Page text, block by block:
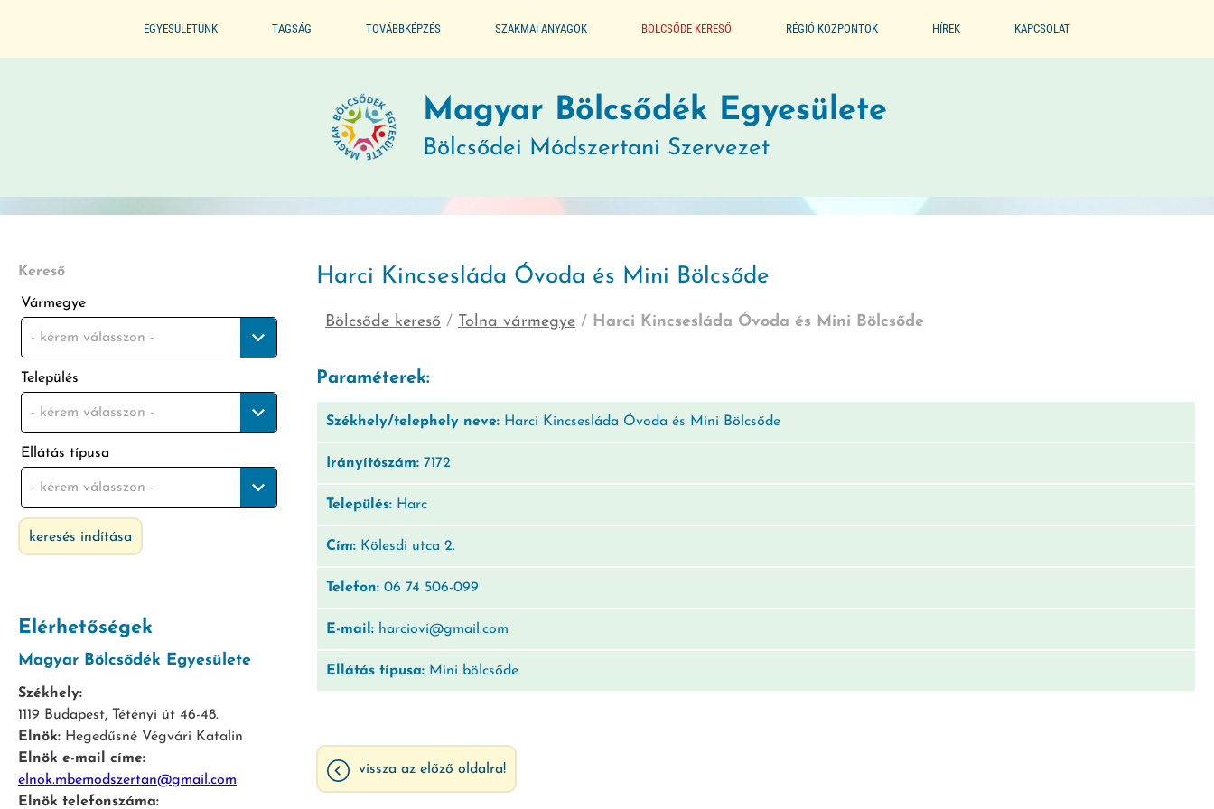
EGYESÜLETÜNK
ÜVEGZSEB
TAGSÁG
BELÉPÉS / KILÉPÉS
TOVÁBBKÉPZÉS SZAKMAI ANYAGOK
SEGÉDLET A BÖLCSŐDÉK
MÓDSZERTANI KIADVÁNYOK
GYERMEKVÉDELMI JELZŐRENDSZER
BÖLCSŐDE KERESŐ RÉGIÓ KÖZPONTOK HÍREK KAPCSOLAT
Magyar Bölcsődék Egyesülete
Bölcsődei Módszertani Szervezet
Kereső
Vármegye
- kérem válasszon -
Település
- kérem válasszon -
Ellátás típusa
- kérem válasszon -
keresés indítása
Elérhetőségek
Magyar Bölcsődék Egyesülete
Székhely:
1119 Budapest, Tétényi út 46-48.
Elnök: Hegedűsné Végvári Katalin
Elnök e-mail címe:
elnok.mbemodszertan@gmail.com
Elnök telefonszáma:
Harci Kincsesláda Óvoda és Mini Bölcsőde
Bölcsőde kereső / Tolna vármegye / Harci Kincsesláda Óvoda és Mini Bölcsőde
Paraméterek:
Székhely/telephely neve: Harci Kincsesláda Óvoda és Mini Bölcsőde
Irányítószám: 7172
Település: Harc
Cím: Kölesdi utca 2.
Telefon: 06 74 506-099
E-mail: harciovi@gmail.com
Ellátás típusa: Mini bölcsőde
vissza az előző oldalra!